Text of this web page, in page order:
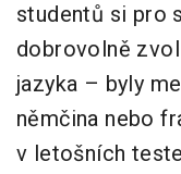
studentů si pro
dobrovolně
jazyka – byly
němčina nebo
v letošních